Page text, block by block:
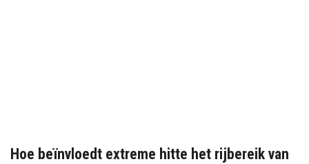
Hoe beïnvloedt extreme hitte het rijbereik van